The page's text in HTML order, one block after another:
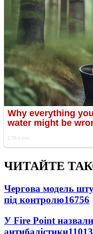
ЧИТАЙТЕ
Чергова модель
під контролю16756
У Fire Point
антибалістики11013